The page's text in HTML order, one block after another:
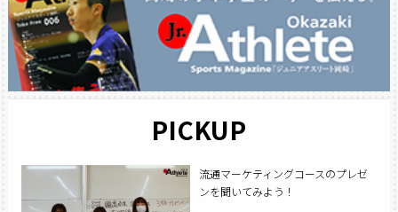
PICKUP
流通マーケティングコースのプレゼ
ンを聞いてみよう！